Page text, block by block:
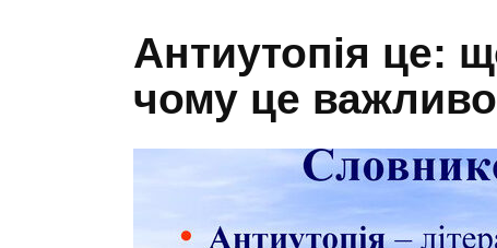
Антиутопія це:
чому це важливо